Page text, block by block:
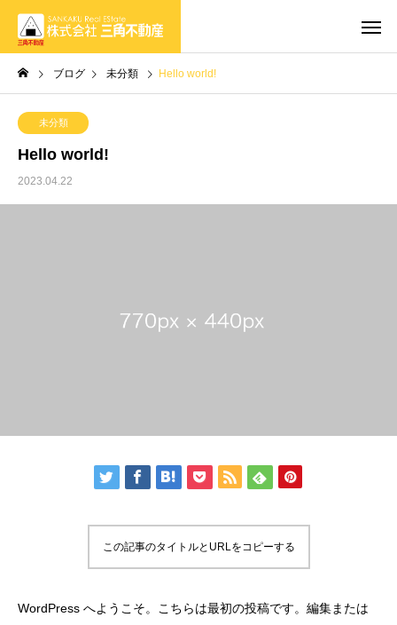
ブログ 未分類 Hello world!
未分類
Hello world!
2023.04.22
この記事のタイトルとURLをコピーする
WordPress へようこそ。こちらは最初の投稿です。編集または